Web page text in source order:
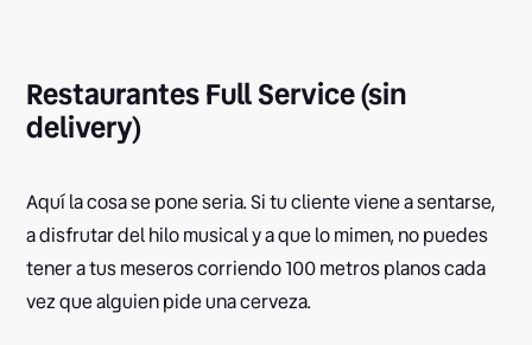
Restaurantes Full Service (sin
delivery)
Aquí la cosa se pone seria. Si tu cliente viene a sentarse,
a disfrutar del hilo musical y a que lo mimen, no puedes
tener a tus meseros corriendo 100 metros planos cada
vez que alguien pide una cerveza.